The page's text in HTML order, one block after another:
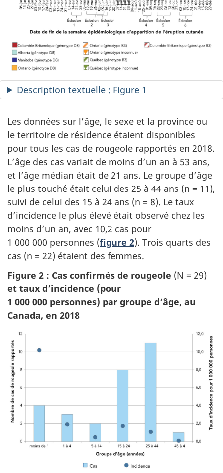
Description textuelle : Figure 1
Les données sur l’âge, le sexe et la province ou
le territoire de résidence étaient disponibles
pour tous les cas de rougeole rapportés en 2018.
L’âge des cas variait de moins d’un an à 53 ans,
et l’âge médian était de 21 ans. Le groupe d’âge
le plus touché était celui des 25 à 44 ans (n = 11),
suivi de celui des 15 à 24 ans (n = 8). Le taux
d’incidence le plus élevé était observé chez les
moins d’un an, avec 10,2 cas pour
1 000 000 personnes (figure 2). Trois quarts des
cas (n = 22) étaient des femmes.
Figure 2 : Cas confirmés de rougeole (N = 29)
et taux d’incidence (pour
1 000 000 personnes) par groupe d’âge, au
Canada, en 2018